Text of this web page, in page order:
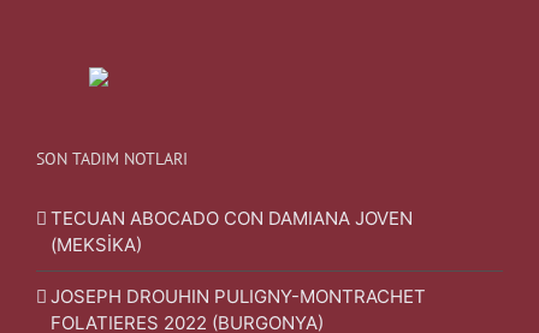
SON TADIM NOTLARI
TECUAN ABOCADO CON DAMIANA JOVEN
(MEKSİKA)
JOSEPH DROUHIN PULIGNY-MONTRACHET
FOLATIERES 2022 (BURGONYA)